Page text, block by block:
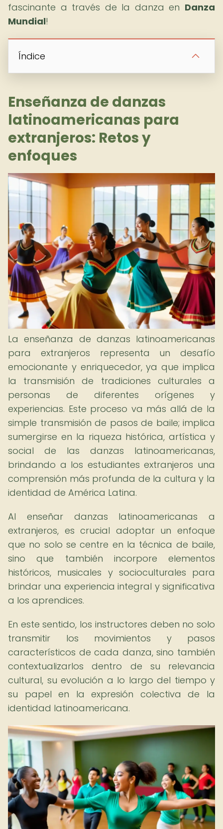
fascinante a través de la danza en Danza
Mundial!
Índice
Enseñanza de danzas
latinoamericanas para
extranjeros: Retos y
enfoques
La enseñanza de danzas latinoamericanas
para extranjeros representa un desafío
emocionante y enriquecedor, ya que implica
la transmisión de tradiciones culturales a
personas de diferentes orígenes y
experiencias. Este proceso va más allá de la
simple transmisión de pasos de baile; implica
sumergirse en la riqueza histórica, artística y
social de las danzas latinoamericanas,
brindando a los estudiantes extranjeros una
comprensión más profunda de la cultura y la
identidad de América Latina.
Al enseñar danzas latinoamericanas a
extranjeros, es crucial adoptar un enfoque
que no solo se centre en la técnica de baile,
sino que también incorpore elementos
históricos, musicales y socioculturales para
brindar una experiencia integral y significativa
a los aprendices.
En este sentido, los instructores deben no solo
transmitir los movimientos y pasos
característicos de cada danza, sino también
contextualizarlos dentro de su relevancia
cultural, su evolución a lo largo del tiempo y
su papel en la expresión colectiva de la
identidad latinoamericana.